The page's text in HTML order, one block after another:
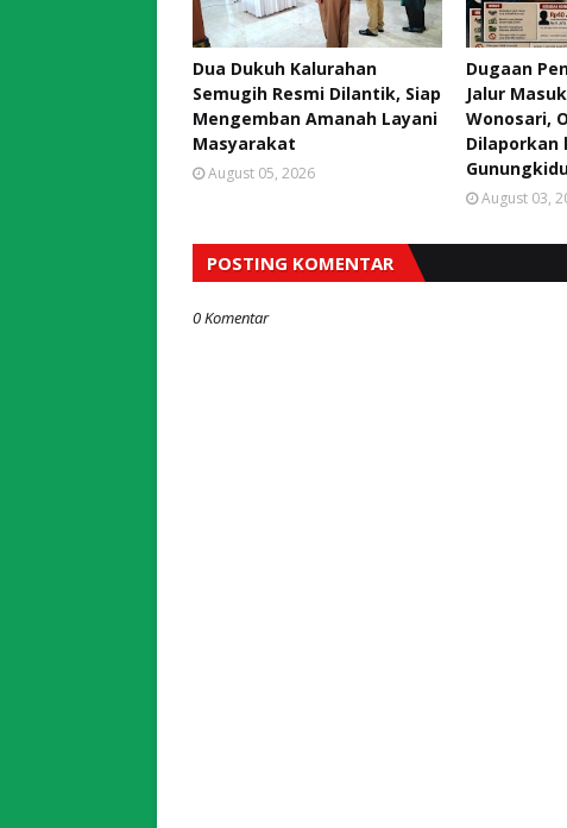
Dua Dukuh Kalurahan
Semugih Resmi Dilantik, Siap
Mengemban Amanah Layani
Masyarakat
August 05, 2026
Dugaan
Jalur
Wonosari,
Dilaporkan
August 03,
POSTING KOMENTAR
0 Komentar